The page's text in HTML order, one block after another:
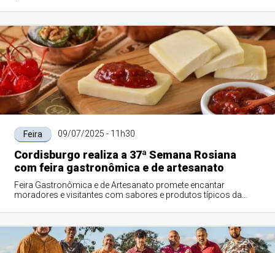
Feira 09/07/2025 - 11h30
Cordisburgo realiza a 37ª Semana Rosiana
com feira gastronômica e de artesanato
Feira Gastronômica e de Artesanato promete encantar
moradores e visitantes com sabores e produtos típicos da